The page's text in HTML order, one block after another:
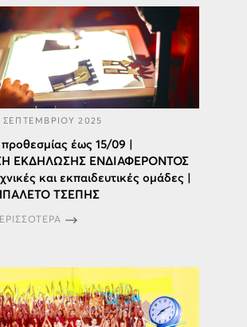
ΣΕΠΤΕΜΒΡΙΟΥ 2025
έως 15/09 |
ΕΚΔΗΛΩΣΗΣ ΕΝΔΙΑΦΕΡΟΝΤΟΣ
και εκπαιδευτικές ομάδες |
ΤΣΕΠΗΣ